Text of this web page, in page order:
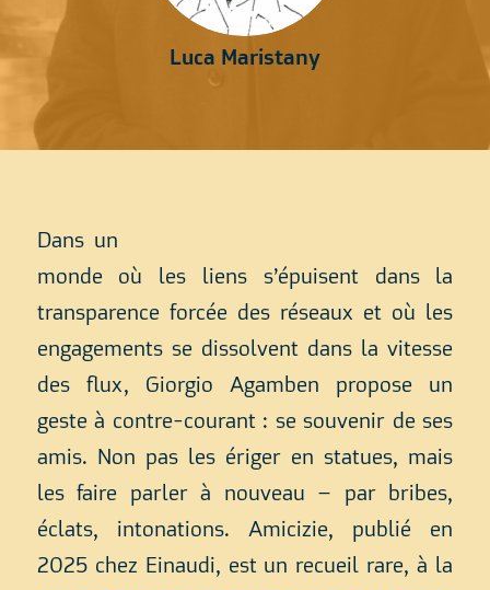
Luca Maristany
Dans un
monde où les liens s’épuisent dans la
transparence forcée des réseaux et où les
engagements se dissolvent dans la vitesse
des flux, Giorgio Agamben propose un
geste à contre-courant : se souvenir de ses
amis. Non pas les ériger en statues, mais
les faire parler à nouveau – par bribes,
éclats, intonations. Amicizie, publié en
2025 chez Einaudi, est un recueil rare, à la